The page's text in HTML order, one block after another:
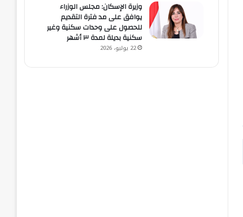
وزيرة الإسكان: مجلس الوزراء
يوافق على مد فترة التقديم
للحصول على وحدات سكنية وغير
سكنية بديلة لمدة ٣ أشهر
22 يوليو، 2026